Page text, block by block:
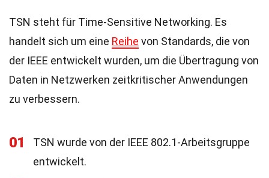
TSN steht für Time-Sensitive Networking. Es
handelt sich um eine Reihe von Standards, die von
der IEEE entwickelt wurden, um die Übertragung von
Daten in Netzwerken zeitkritischer Anwendungen
zu verbessern.
01
TSN wurde von der IEEE 802.1-Arbeitsgruppe
entwickelt.